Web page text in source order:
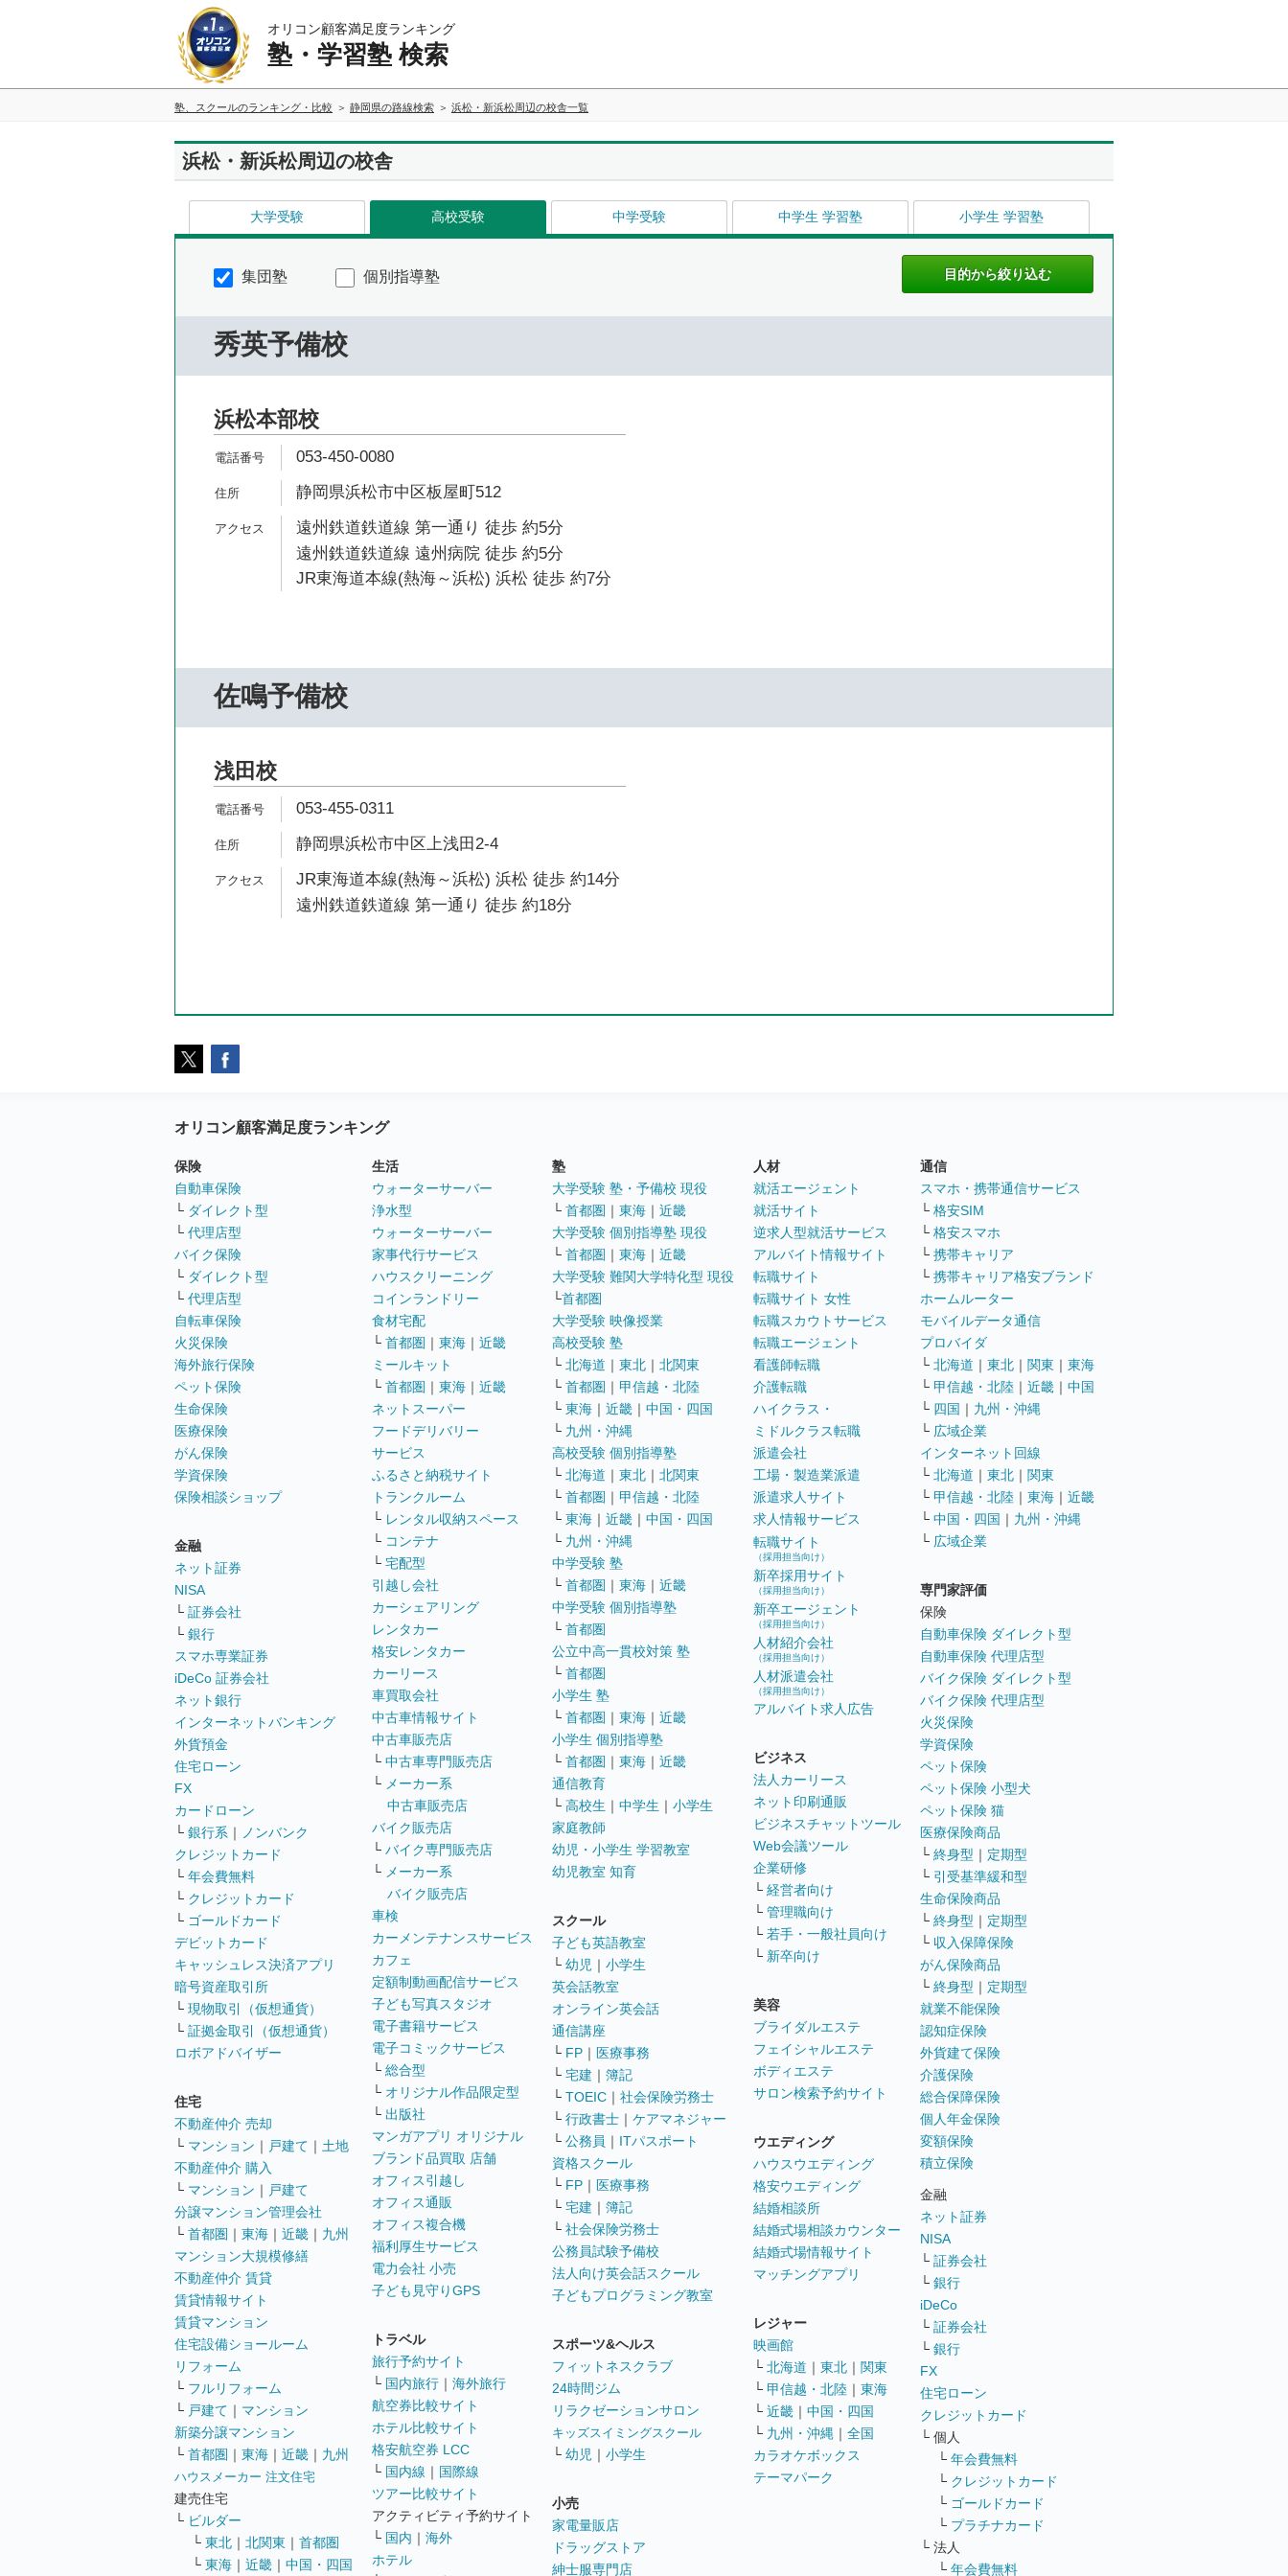
オリコン顧客満足度ランキング
塾・学習塾 検索
塾、スクールのランキング・比較 静岡県の路線検索 浜松・新浜松周辺の校舎一覧
浜松・新浜松周辺の校舎
大学受験 高校受験 中学受験 中学生 学習塾 小学生 学習塾
集団塾 個別指導塾
秀英予備校
浜松本部校
053-450-0080
静岡県浜松市中区板屋町512
遠州鉄道鉄道線 第一通り 徒歩 約5分
遠州鉄道鉄道線 遠州病院 徒歩 約5分
JR東海道本線(熱海～浜松) 浜松 徒歩 約7分
佐鳴予備校
浅田校
053-455-0311
静岡県浜松市中区上浅田2-4
JR東海道本線(熱海～浜松) 浜松 徒歩 約14分
遠州鉄道鉄道線 第一通り 徒歩 約18分
オリコン顧客満足度ランキング
保険
自動車保険
└ ダイレクト型
└ 代理店型
バイク保険
└ ダイレクト型
└ 代理店型
自転車保険
火災保険
海外旅行保険
ペット保険
生命保険
医療保険
がん保険
学資保険
保険相談ショップ
金融
ネット証券
NISA
└ 証券会社
└ 銀行
スマホ専業証券
iDeCo 証券会社
ネット銀行
インターネットバンキング
外貨預金
住宅ローン
FX
カードローン
└ 銀行系 ｜
ノンバンク
クレジットカード
└ 年会費無料
└ クレジットカード
└ ゴールドカード
デビットカード
キャッシュレス決済アプリ
暗号資産取引所
└ 現物取引（仮想通貨）
└ 証拠金取引（仮想通貨）
ロボアドバイザー
住宅
不動産仲介 売却
└ マンション ｜ 戸建て ｜ 土地
不動産仲介 購入
└ マンション ｜ 戸建て
分譲マンション管理会社
└ 首都圏 ｜ 東海 ｜ 近畿 ｜ 九州
マンション大規模修繕
不動産仲介 賃貸
賃貸情報サイト
賃貸マンション
住宅設備ショールーム
リフォーム
└ フルリフォーム
└ 戸建て ｜ マンション
新築分譲マンション
└ 首都圏 ｜ 東海 ｜ 近畿 ｜ 九州
ハウスメーカー 注文住宅
建売住宅
└ ビルダー
└ 東北 ｜ 北関東 ｜ 首都圏
└ 東海 ｜ 近畿 ｜ 中国・四国
生活
ウォーターサーバー
浄水型
ウォーターサーバー
家事代行サービス
ハウスクリーニング
コインランドリー
食材宅配
└ 首都圏 ｜ 東海 ｜ 近畿
ミールキット
└ 首都圏 ｜ 東海 ｜ 近畿
ネットスーパー
フードデリバリー
サービス
ふるさと納税サイト
トランクルーム
└ レンタル収納スペース
└ コンテナ
└ 宅配型
引越し会社
カーシェアリング
レンタカー
格安レンタカー
カーリース
車買取会社
中古車情報サイト
中古車販売店
└ 中古車専門販売店
└ メーカー系
中古車販売店
バイク販売店
└ バイク専門販売店
└ メーカー系
バイク販売店
車検
カーメンテナンスサービス
カフェ
定額制動画配信サービス
子ども写真スタジオ
電子書籍サービス
電子コミックサービス
└ 総合型
└ オリジナル作品限定型
└ 出版社
マンガアプリ オリジナル
ブランド品買取 店舗
オフィス引越し
オフィス通販
オフィス複合機
福利厚生サービス
電力会社 小売
子ども見守りGPS
トラベル
旅行予約サイト
└ 国内旅行 ｜ 海外旅行
航空券比較サイト
ホテル比較サイト
格安航空券 LCC
└ 国内線 ｜ 国際線
ツアー比較サイト
アクティビティ予約サイト
└ 国内 ｜ 海外
ホテル
塾
大学受験 塾・予備校 現役
└ 首都圏 ｜ 東海 ｜ 近畿
大学受験 個別指導塾 現役
└ 首都圏 ｜ 東海 ｜ 近畿
大学受験 難関大学特化型 現役
└首都圏
大学受験 映像授業
高校受験 塾
└ 北海道 ｜ 東北 ｜ 北関東
└ 首都圏 ｜ 甲信越・北陸
└ 東海 ｜ 近畿 ｜ 中国・四国
└ 九州・沖縄
高校受験 個別指導塾
└ 北海道 ｜ 東北 ｜ 北関東
└ 首都圏 ｜ 甲信越・北陸
└ 東海 ｜ 近畿 ｜ 中国・四国
└ 九州・沖縄
中学受験 塾
└ 首都圏 ｜ 東海 ｜ 近畿
中学受験 個別指導塾
└ 首都圏
公立中高一貫校対策 塾
└ 首都圏
小学生 塾
└ 首都圏 ｜ 東海 ｜ 近畿
小学生 個別指導塾
└ 首都圏 ｜ 東海 ｜ 近畿
通信教育
└ 高校生 ｜ 中学生 ｜ 小学生
家庭教師
幼児・小学生 学習教室
幼児教室 知育
スクール
子ども英語教室
└ 幼児 ｜ 小学生
英会話教室
オンライン英会話
通信講座
└ FP ｜ 医療事務
└ 宅建 ｜ 簿記
└ TOEIC ｜ 社会保険労務士
└ 行政書士 ｜ ケアマネジャー
└ 公務員 ｜ ITパスポート
資格スクール
└ FP ｜ 医療事務
└ 宅建 ｜ 簿記
└ 社会保険労務士
公務員試験予備校
法人向け英会話スクール
子どもプログラミング教室
スポーツ&ヘルス
フィットネスクラブ
24時間ジム
リラクゼーションサロン
キッズスイミングスクール
└ 幼児 ｜ 小学生
小売
家電量販店
ドラッグストア
紳士服専門店
人材
就活エージェント
就活サイト
逆求人型就活サービス
アルバイト情報サイト
転職サイト
転職サイト 女性
転職スカウトサービス
転職エージェント
看護師転職
介護転職
ハイクラス・
ミドルクラス転職
派遣会社
工場・製造業派遣
派遣求人サイト
求人情報サービス
転職サイト
（採用担当向け）
新卒採用サイト
（採用担当向け）
新卒エージェント
（採用担当向け）
人材紹介会社
（採用担当向け）
人材派遣会社
（採用担当向け）
アルバイト求人広告
ビジネス
法人カーリース
ネット印刷通販
ビジネスチャットツール
Web会議ツール
企業研修
└ 経営者向け
└ 管理職向け
└ 若手・一般社員向け
└ 新卒向け
美容
ブライダルエステ
フェイシャルエステ
ボディエステ
サロン検索予約サイト
ウエディング
ハウスウエディング
格安ウエディング
結婚相談所
結婚式場相談カウンター
結婚式場情報サイト
マッチングアプリ
レジャー
映画館
└ 北海道 ｜ 東北 ｜ 関東
└ 甲信越・北陸 ｜ 東海
└ 近畿 ｜ 中国・四国
└ 九州・沖縄 ｜ 全国
カラオケボックス
テーマパーク
通信
スマホ・携帯通信サービス
└ 格安SIM
└ 格安スマホ
└ 携帯キャリア
└ 携帯キャリア格安ブランド
ホームルーター
モバイルデータ通信
プロバイダ
└ 北海道 ｜ 東北 ｜ 関東 ｜ 東海
└ 甲信越・北陸 ｜ 近畿 ｜ 中国
└ 四国 ｜ 九州・沖縄
└ 広域企業
インターネット回線
└ 北海道 ｜ 東北 ｜ 関東
└ 甲信越・北陸 ｜ 東海 ｜ 近畿
└ 中国・四国 ｜ 九州・沖縄
└ 広域企業
専門家評価
保険
自動車保険 ダイレクト型
自動車保険 代理店型
バイク保険 ダイレクト型
バイク保険 代理店型
火災保険
学資保険
ペット保険
ペット保険 小型犬
ペット保険 猫
医療保険商品
└ 終身型 ｜ 定期型
└ 引受基準緩和型
生命保険商品
└ 終身型 ｜ 定期型
└ 収入保障保険
がん保険商品
└ 終身型 ｜ 定期型
就業不能保険
認知症保険
外貨建て保険
介護保険
総合保障保険
個人年金保険
変額保険
積立保険
金融
ネット証券
NISA
└ 証券会社
└ 銀行
iDeCo
└ 証券会社
└ 銀行
FX
住宅ローン
クレジットカード
└ 個人
└ 年会費無料
└ クレジットカード
└ ゴールドカード
└ プラチナカード
└ 法人
└ 年会費無料